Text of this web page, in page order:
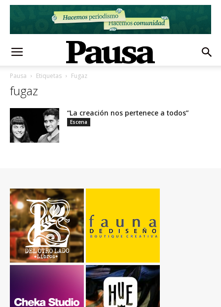
Pausa Etiquetas Fugaz
fugaz
“La creación nos pertenece a todos”
Escena